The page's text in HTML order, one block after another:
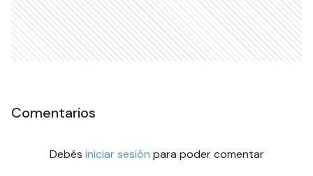
Comentarios
Debés iniciar sesión para poder comentar